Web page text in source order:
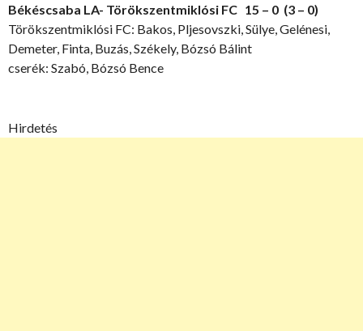
Békéscsaba LA- Törökszentmiklósi FC 15 – 0 (3 – 0)
Törökszentmiklósi FC: Bakos, Pljesovszki, Sülye, Gelénesi,
Demeter, Finta, Buzás, Székely, Bózsó Bálint
cserék: Szabó, Bózsó Bence
Hirdetés